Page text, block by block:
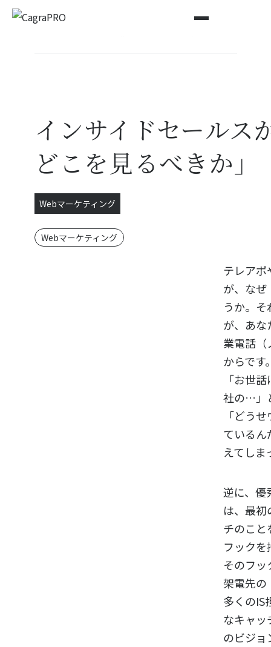
インサイドセール
どこを見るべきか」
Webマーケティング
Webマーケティング
テレアポ
が、なぜ
うか。
が、あな
業電話（
からです
「お世
社の…」
「どう
ているん
えてしま
逆に、優
は、最
チのこと
フックを
そのフ
架電先の
多くのIS
なキャッ
のビジョ